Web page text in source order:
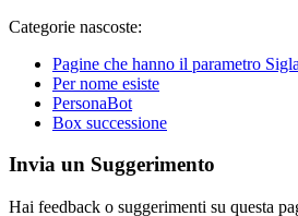
Categorie nascoste:
Pagine che hanno il parametro
Per nome esiste
PersonaBot
Box successione
Invia un Suggerimento
Hai feedback o suggerimenti su questa